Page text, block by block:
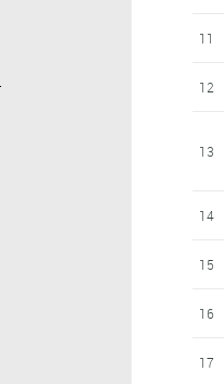
11
12
13
14
15
16
17